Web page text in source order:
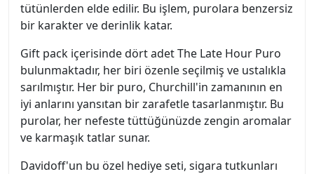
tütünlerden elde edilir. Bu işlem, purolara benzersiz
bir karakter ve derinlik katar.
Gift pack içerisinde dört adet The Late Hour Puro
bulunmaktadır, her biri özenle seçilmiş ve ustalıkla
sarılmıştır. Her bir puro, Churchill'in zamanının en
iyi anlarını yansıtan bir zarafetle tasarlanmıştır. Bu
purolar, her nefeste tüttüğünüzde zengin aromalar
ve karmaşık tatlar sunar.
Davidoff'un bu özel hediye seti, sigara tutkunları